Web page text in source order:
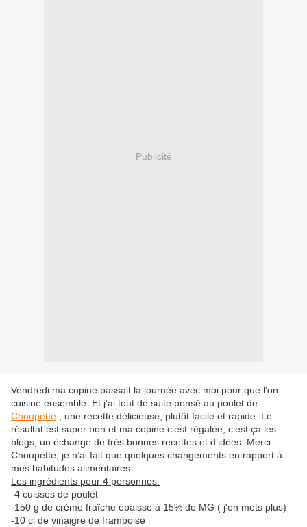
Publicité
Vendredi ma copine passait la journée avec moi pour que l’on
cuisine ensemble. Et j’ai tout de suite pensé au poulet de
Choupette , une recette délicieuse, plutôt facile et rapide. Le
résultat est super bon et ma copine c’est régalée, c’est ça les
blogs, un échange de très bonnes recettes et d’idées. Merci
Choupette, je n’ai fait que quelques changements en rapport à
mes habitudes alimentaires.
Les ingrédients pour 4 personnes:
-4 cuisses de poulet
-150 g de crème fraîche épaisse à 15% de MG ( j'en mets plus)
-10 cl de vinaigre de framboise